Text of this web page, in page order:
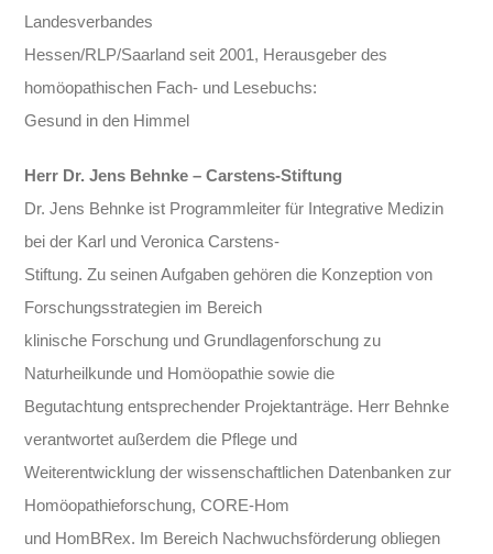
Landesverbandes
Hessen/RLP/Saarland seit 2001, Herausgeber des
homöopathischen Fach- und Lesebuchs:
Gesund in den Himmel
Herr Dr. Jens Behnke – Carstens-Stiftung
Dr. Jens Behnke ist Programmleiter für Integrative Medizin
bei der Karl und Veronica Carstens-
Stiftung. Zu seinen Aufgaben gehören die Konzeption von
Forschungsstrategien im Bereich
klinische Forschung und Grundlagenforschung zu
Naturheilkunde und Homöopathie sowie die
Begutachtung entsprechender Projektanträge. Herr Behnke
verantwortet außerdem die Pflege und
Weiterentwicklung der wissenschaftlichen Datenbanken zur
Homöopathieforschung, CORE-Hom
und HomBRex. Im Bereich Nachwuchsförderung obliegen